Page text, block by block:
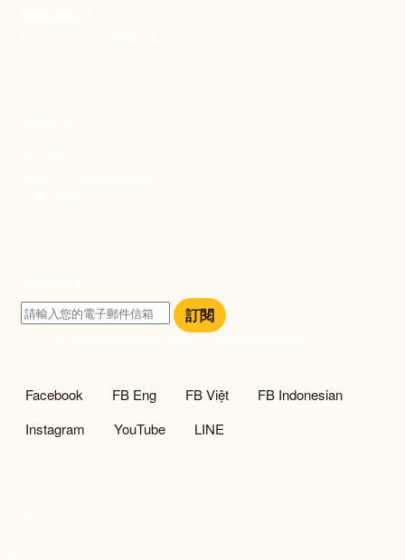
訂閱
社群選單
Facebook FB Eng FB Việt
FB Indonesian
Instagram
YouTube LINE